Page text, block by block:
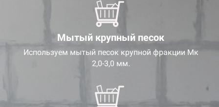
Мытый крупный песок
Используем мытый песок крупной фракции Мк
2,0-3,0 мм.